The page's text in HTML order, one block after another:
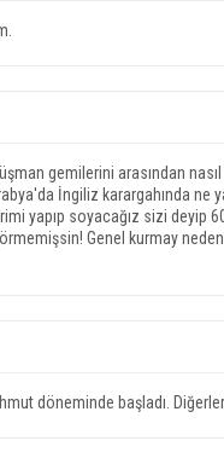
gemilerini arasından
İngiliz karargahında ne
yapıp soyacağız sizi deyip
Genel kurmay
döneminde başladı.